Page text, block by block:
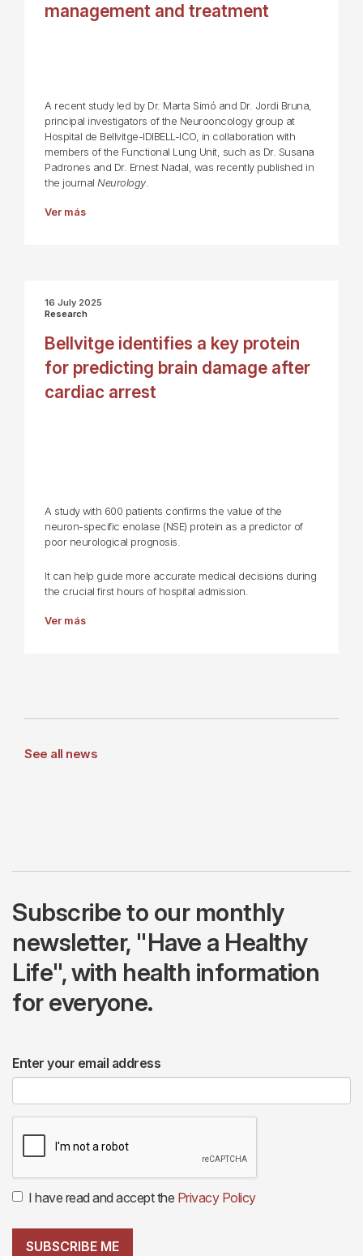
management and treatment
A recent study led by Dr. Marta Simó and Dr. Jordi Bruna,
principal investigators of the Neurooncology group at
Hospital de Bellvitge-IDIBELL-ICO, in collaboration with
members of the Functional Lung Unit, such as Dr. Susana
Padrones and Dr. Ernest Nadal, was recently published in
the journal Neurology.
Ver más
16 July 2025
Research
Bellvitge identifies a key protein
for predicting brain damage after
cardiac arrest
A study with 600 patients confirms the value of the
neuron-specific enolase (NSE) protein as a predictor of
poor neurological prognosis.
It can help guide more accurate medical decisions during
the crucial first hours of hospital admission.
Ver más
See all news
Subscribe to our monthly
newsletter, "Have a Healthy
Life", with health information
for everyone.
Enter your email address
I have read and accept the Privacy Policy
SUBSCRIBE ME